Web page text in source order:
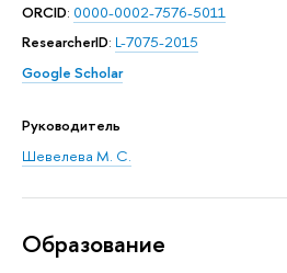
ORCID: 0000-0002-7576-5011
ResearcherID: L-7075-2015
Google Scholar
Руководитель
Шевелева М. С.
Oбразование